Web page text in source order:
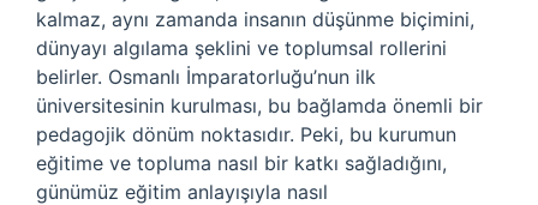
kalmaz, aynı zamanda insanın düşünme biçimini,
dünyayı algılama şeklini ve toplumsal rollerini
belirler. Osmanlı İmparatorluğu’nun ilk
üniversitesinin kurulması, bu bağlamda önemli bir
pedagojik dönüm noktasıdır. Peki, bu kurumun
eğitime ve topluma nasıl bir katkı sağladığını,
günümüz eğitim anlayışıyla nasıl